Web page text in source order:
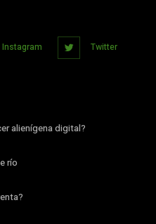
Instagram Twitter
alienígena digital?
río